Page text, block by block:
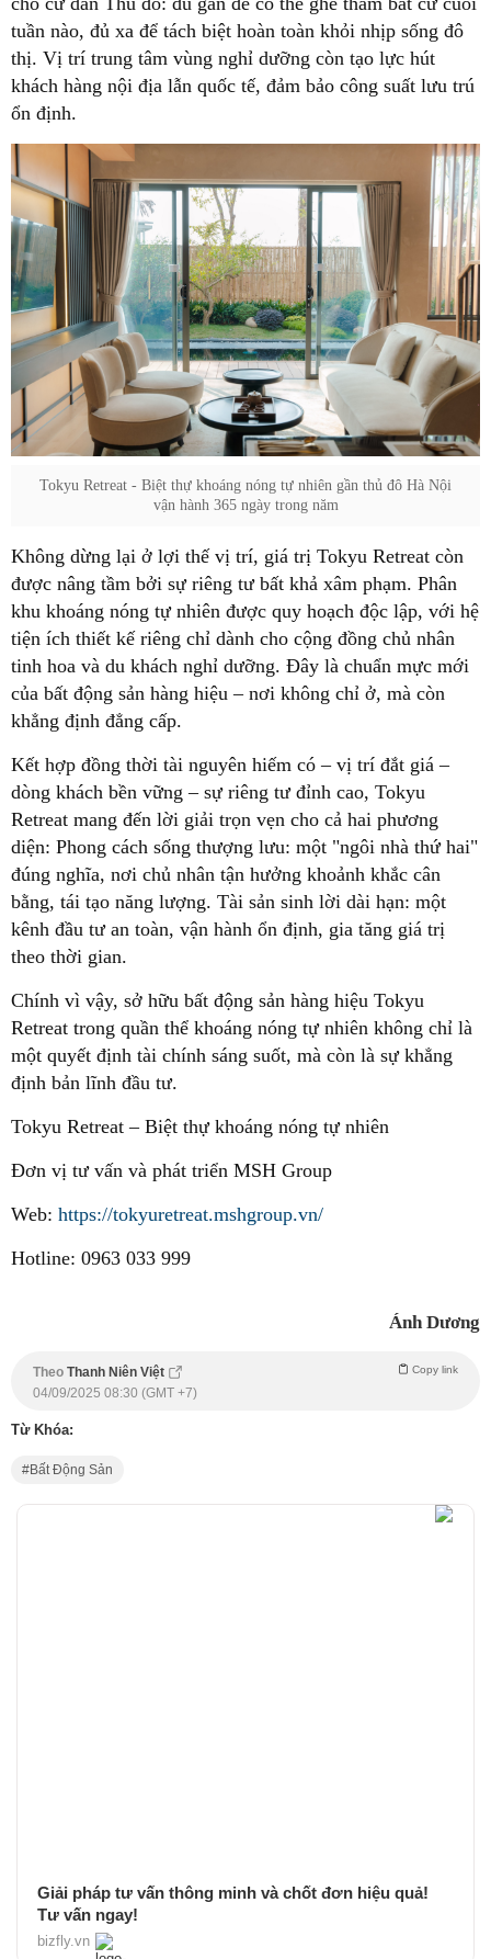
tuần nào, đủ xa để tách biệt hoàn toàn khỏi nhịp sống đô
thị. Vị trí trung tâm vùng nghỉ dưỡng còn tạo lực hút
khách hàng nội địa lẫn quốc tế, đảm bảo công suất lưu trú
ổn định.
Tokyu Retreat - Biệt thự khoáng nóng tự nhiên gần thủ đô Hà Nội
vận hành 365 ngày trong năm
Không dừng lại ở lợi thế vị trí, giá trị Tokyu Retreat còn
được nâng tầm bởi sự riêng tư bất khả xâm phạm. Phân
khu khoáng nóng tự nhiên được quy hoạch độc lập, với hệ
tiện ích thiết kế riêng chỉ dành cho cộng đồng chủ nhân
tinh hoa và du khách nghỉ dưỡng. Đây là chuẩn mực mới
của bất động sản hàng hiệu – nơi không chỉ ở, mà còn
khẳng định đẳng cấp.
Kết hợp đồng thời tài nguyên hiếm có – vị trí đắt giá –
dòng khách bền vững – sự riêng tư đỉnh cao, Tokyu
Retreat mang đến lời giải trọn vẹn cho cả hai phương
diện: Phong cách sống thượng lưu: một "ngôi nhà thứ hai"
đúng nghĩa, nơi chủ nhân tận hưởng khoảnh khắc cân
bằng, tái tạo năng lượng. Tài sản sinh lời dài hạn: một
kênh đầu tư an toàn, vận hành ổn định, gia tăng giá trị
theo thời gian.
Chính vì vậy, sở hữu bất động sản hàng hiệu Tokyu
Retreat trong quần thể khoáng nóng tự nhiên không chỉ là
một quyết định tài chính sáng suốt, mà còn là sự khẳng
định bản lĩnh đầu tư.
Tokyu Retreat – Biệt thự khoáng nóng tự nhiên
Đơn vị tư vấn và phát triển MSH Group
Web: https://tokyuretreat.mshgroup.vn/
Hotline: 0963 033 999
Ánh Dương
Theo Thanh Niên Việt Copy link
04/09/2025 08:30 (GMT +7)
Từ Khóa:
Bất Động Sản
Giải pháp tư vấn thông minh và chốt đơn hiệu quả!
Tư vấn ngay!
bizfly.vn